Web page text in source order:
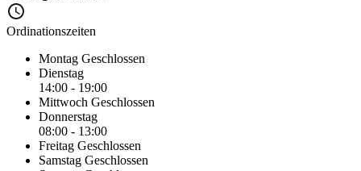
Ordinationszeiten
Montag Geschlossen
Dienstag
14:00 - 19:00
Mittwoch Geschlossen
Donnerstag
08:00 - 13:00
Freitag Geschlossen
Samstag Geschlossen